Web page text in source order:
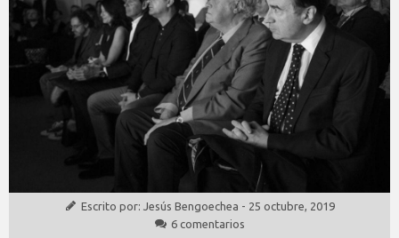
Escrito por: Jesús Bengoechea - 25 octubre, 2019
6 comentarios